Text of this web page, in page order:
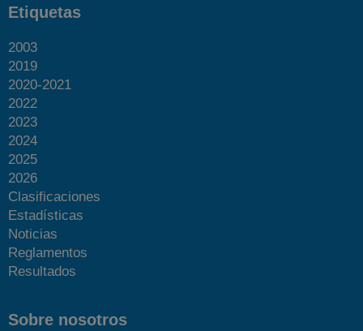
Etiquetas
2003
2019
2020-2021
2022
2023
2024
2025
2026
Clasificaciones
Estadísticas
Noticias
Reglamentos
Resultados
Sobre nosotros